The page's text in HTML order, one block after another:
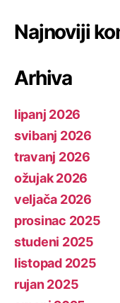
Najnoviji
Arhiva
lipanj 2026
svibanj 2026
travanj 2026
ožujak 2026
veljača 2026
prosinac 2025
studeni 2025
listopad 2025
rujan 2025